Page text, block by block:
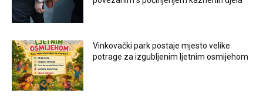
Vinkovački park postaje mjesto velike
potrage za izgubljenim ljetnim osmijehom